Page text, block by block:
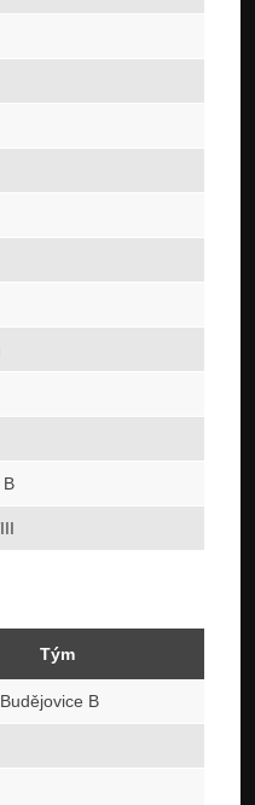
B
Tým
B